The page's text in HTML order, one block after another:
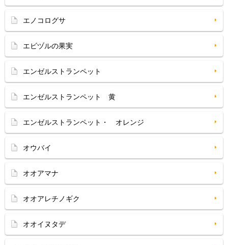
エノコログサ
エビヅルの果実
エンゼルストランペット
エンゼルストランペット 黄
エンゼルストランペット・ オレンジ
オウバイ
オオアマナ
オオアレチノギク
オオイヌタデ